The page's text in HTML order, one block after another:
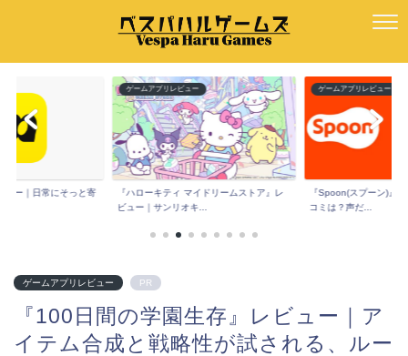
ュー｜日常にそっと寄
ゲームアプリレビュー
『ハローキティ マイドリームストア』レ
ビュー｜サンリオキ...
ゲームアプリレビュー
『Spoon(スプーン)』
コミは？声だ...
ゲームアプリレビュー PR
『100日間の学園生存』レビュー｜ア
イテム合成と戦略性が試される、ルー